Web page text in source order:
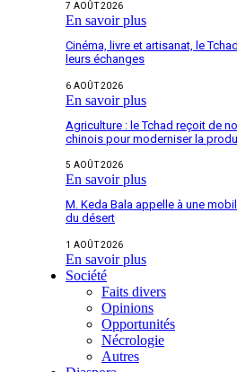
7 AOÛT 2026
En savoir plus
Cinéma, livre et artisanat, le
leurs échanges
6 AOÛT 2026
En savoir plus
Agriculture : le Tchad reçoit de
chinois pour moderniser la
5 AOÛT 2026
En savoir plus
M. Keda Bala appelle à une
du désert
1 AOÛT 2026
En savoir plus
Société
Faits divers
Opinions
Opportunités
Nécrologie
Autres